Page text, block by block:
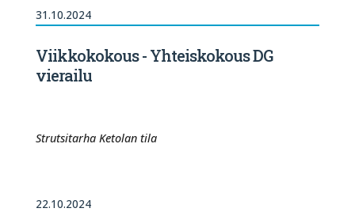
31.10.2024
Viikkokokous - Yhteiskokous DG
vierailu
Strutsitarha Ketolan tila
22.10.2024